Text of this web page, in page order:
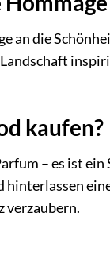
an die
kaufen?
– es ist
hinterlassen
verzaubern.